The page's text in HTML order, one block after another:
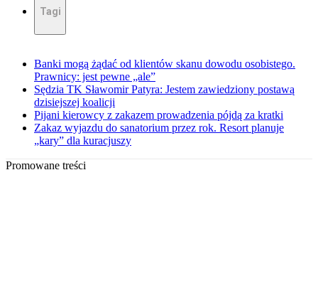
Tagi
Banki mogą żądać od klientów skanu dowodu osobistego.
Prawnicy: jest pewne „ale”
Sędzia TK Sławomir Patyra: Jestem zawiedziony postawą
dzisiejszej koalicji
Pijani kierowcy z zakazem prowadzenia pójdą za kratki
Zakaz wyjazdu do sanatorium przez rok. Resort planuje
„kary” dla kuracjuszy
Promowane treści